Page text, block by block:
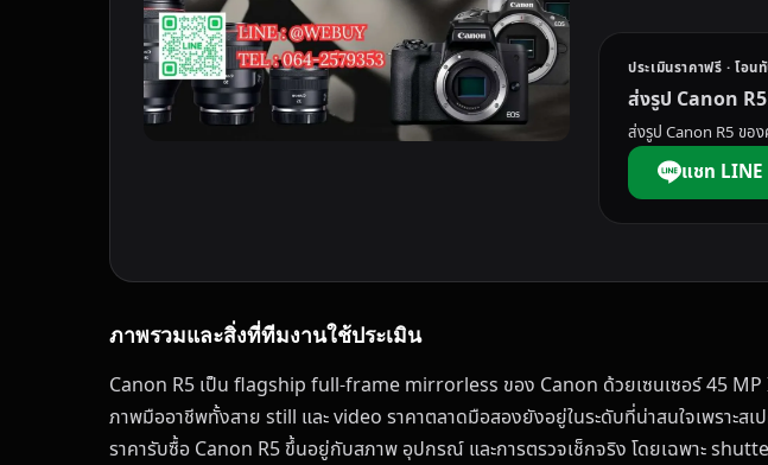
ประเมินราคาฟรี · โอน
ส่งรูป Canon R5
ส่งรูป Canon R5 ของ
แชท LINE
ภาพรวมและสิ่งที่ทีมงานใช้ประเมิน
Canon R5 เป็น flagship full-frame mirrorless ของ Canon ด้วยเซนเซอร์ 45
ภาพมืออาชีพทั้งสาย still และ video ราคาตลาดมือสองยังอยู่ในระดับที่น่าสนใจเพราะส
ราคารับซื้อ Canon R5 ขึ้นอยู่กับสภาพ อุปกรณ์ และการตรวจเช็กจริง โดยเฉพาะ